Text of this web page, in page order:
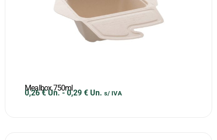
Mealbox 750ml
0,26€ Un.-0,29 € Un. s/ IVA